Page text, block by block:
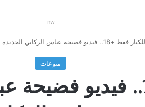
nw
للكبار فقط +18.. فيديو فضيحة عباس الركابي الجديدة 2024 فضيحة عباس الركابي بدون حذف
منوعات
للكبار فقط +18..